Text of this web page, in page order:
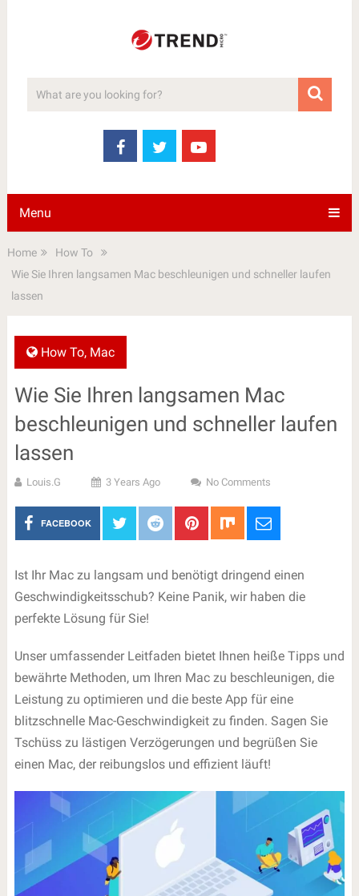
Menu
Home
How To
Wie Sie Ihren langsamen Mac beschleunigen und schneller laufen
lassen
How To, Mac
Wie Sie Ihren langsamen Mac
beschleunigen und schneller laufen
lassen
Louis.G 3 Years Ago No Comments
FACEBOOK
Ist Ihr Mac zu langsam und benötigt dringend einen
Geschwindigkeitsschub? Keine Panik, wir haben die
perfekte Lösung für Sie!
Unser umfassender Leitfaden bietet Ihnen heiße Tipps und
bewährte Methoden, um Ihren Mac zu beschleunigen, die
Leistung zu optimieren und die beste App für eine
blitzschnelle Mac-Geschwindigkeit zu finden. Sagen Sie
Tschüss zu lästigen Verzögerungen und begrüßen Sie
einen Mac, der reibungslos und effizient läuft!